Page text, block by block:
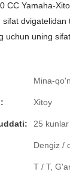
CC Yamaha-
uchun uning
Mina-
Xitoy
25 kunlar
Dengiz /
T / T,